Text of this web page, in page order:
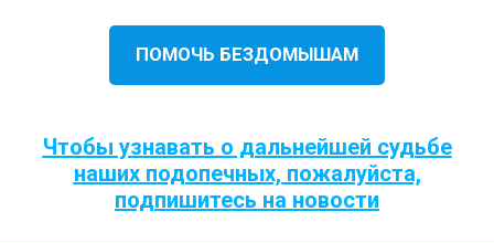
ПОМОЧЬ БЕЗДОМЫШАМ
Чтобы узнавать о дальнейшей судьбе
наших подопечных, пожалуйста,
подпишитесь на новости